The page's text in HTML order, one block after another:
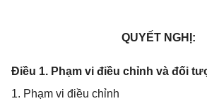
QUYẾT NGHỊ:
Điều 1. Phạm vi điều chỉnh và đối
1. Phạm vi điều chỉnh